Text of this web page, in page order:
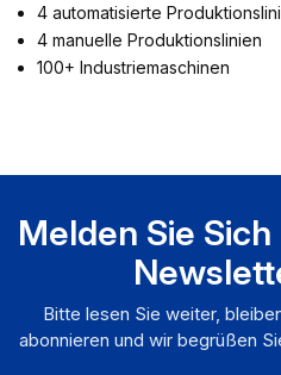
4 automatisierte
4 manuelle Produktionslinien
100+ Industriemaschinen
Melden Sie
Bitte lesen Sie weiter,
abonnieren und wir begrüßen